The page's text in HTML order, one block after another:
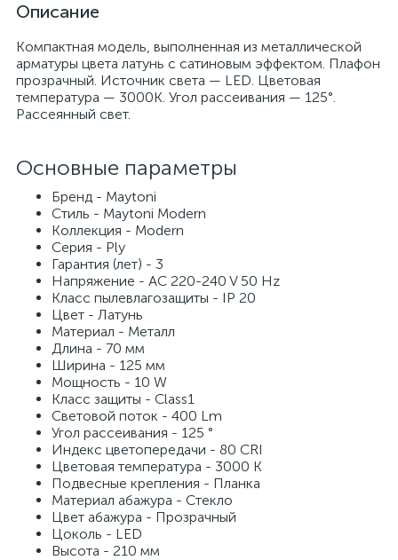
Описание
Компактная модель, выполненная из металлической
арматуры цвета латунь с сатиновым эффектом. Плафон
прозрачный. Источник света — LED. Цветовая
температура — 3000К. Угол рассеивания — 125°.
Рассеянный свет.
Основные параметры
Бренд - Maytoni
Стиль - Maytoni Modern
Коллекция - Modern
Серия - Ply
Гарантия (лет) - 3
Напряжение - AC 220-240 V 50 Hz
Класс пылевлагозащиты - IP 20
Цвет - Латунь
Материал - Металл
Длина - 70 мм
Ширина - 125 мм
Мощность - 10 W
Класс защиты - Class1
Световой поток - 400 Lm
Угол рассеивания - 125 °
Индекс цветопередачи - 80 CRI
Цветовая температура - 3000 K
Подвесные крепления - Планка
Материал абажура - Стекло
Цвет абажура - Прозрачный
Цоколь - LED
Высота - 210 мм